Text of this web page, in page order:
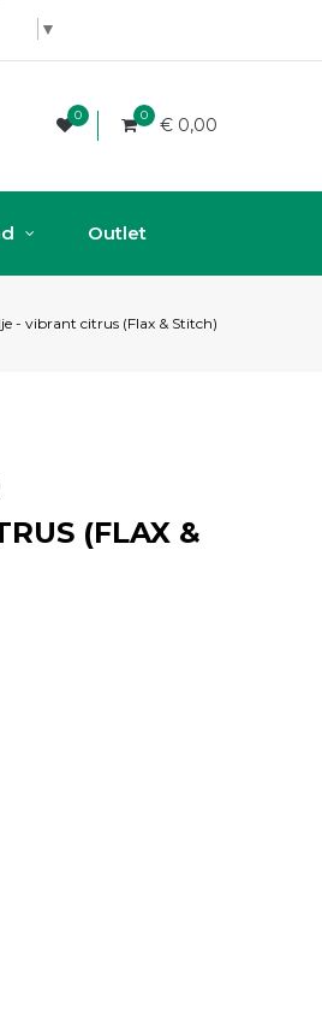
▼
0 0 € 0,00
Outlet
- vibrant citrus (Flax & Stitch)
(FLAX &